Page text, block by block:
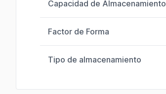
Capacidad de Almacenamiento
Factor de Forma
Tipo de almacenamiento